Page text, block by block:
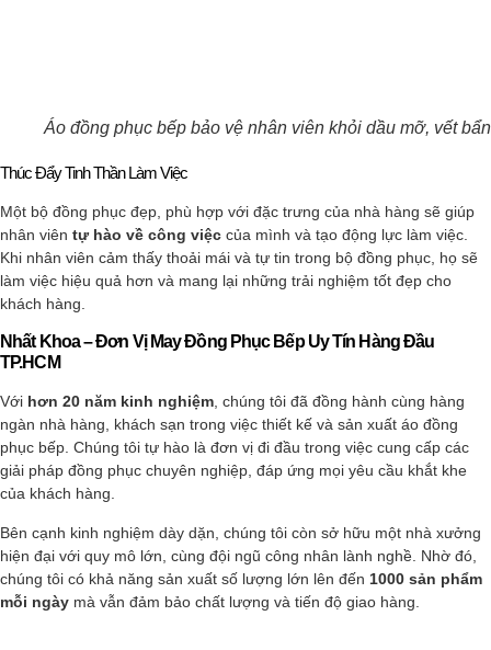
Áo đồng phục bếp bảo vệ nhân viên khỏi dầu mỡ, vết bẩn
Thúc Đẩy Tinh Thần Làm Việc
Một bộ đồng phục đẹp, phù hợp với đặc trưng của nhà hàng sẽ giúp
nhân viên tự hào về công việc của mình và tạo động lực làm việc.
Khi nhân viên cảm thấy thoải mái và tự tin trong bộ đồng phục, họ sẽ
làm việc hiệu quả hơn và mang lại những trải nghiệm tốt đẹp cho
khách hàng.
Nhất Khoa – Đơn Vị May Đồng Phục Bếp Uy Tín Hàng Đầu
TP.HCM
Với hơn 20 năm kinh nghiệm, chúng tôi đã đồng hành cùng hàng
ngàn nhà hàng, khách sạn trong việc thiết kế và sản xuất áo đồng
phục bếp. Chúng tôi tự hào là đơn vị đi đầu trong việc cung cấp các
giải pháp đồng phục chuyên nghiệp, đáp ứng mọi yêu cầu khắt khe
của khách hàng.
Bên cạnh kinh nghiệm dày dặn, chúng tôi còn sở hữu một nhà xưởng
hiện đại với quy mô lớn, cùng đội ngũ công nhân lành nghề. Nhờ đó,
chúng tôi có khả năng sản xuất số lượng lớn lên đến 1000 sản phẩm
mỗi ngày mà vẫn đảm bảo chất lượng và tiến độ giao hàng.